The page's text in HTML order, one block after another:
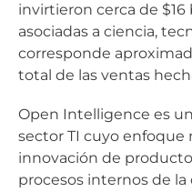
invirtieron cerca de
asociadas a ciencia,
corresponde
total de las ventas
Open Intelligence es
sector TI cuyo enfoque
innovación de
procesos internos de